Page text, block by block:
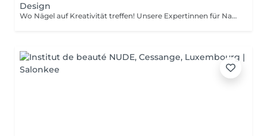
Design
Wo Nägel auf Kreativität treffen! Unsere Expertinnen für Nagelkunst gestalten designs jeder komplexität und erwecken Ihre Vision mit Präzision und Kunstfertigkeit zum Leben. Ob Sie von einer Klassischen french-manicure, Einem schicken verlauf oder filigranen zeichnungen auf einzelnen Nägeln träumen Wir setzen Ihre Wünsche um. Für Eine makellose french-manicure, faszinierenden cat-eye-effekt, atemberaubendes chrom-puder oder eleganten baby-boomer-verlauf sorgen Wir dafür, dass jeder nagel Ein echtes kunstwerk wird. bevorzugen Sie ein einzigartiges design auf nur wenigen Nägeln? Kein Problem! Sie können Ihr design ganz individuell anpassen und einen einzigartigen look kreieren, der genauso individuell ist wie sie. Lassen Sie Ihre Nägel Ihren stil sprechen!